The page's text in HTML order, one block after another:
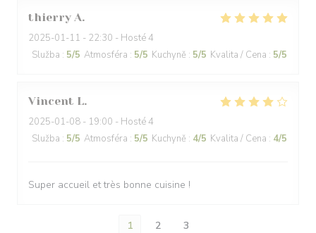
thierry A
2025-01-11 - 22:30 - Hosté 4
Služba : 5/5 Atmosféra : 5/5 Kuchyně : 5/5 Kvalita / Cena : 5/5
Vincent L
2025-01-08 - 19:00 - Hosté 4
Služba : 5/5 Atmosféra : 5/5 Kuchyně : 4/5 Kvalita / Cena : 4/5
Super accueil et très bonne cuisine !
1 2 3